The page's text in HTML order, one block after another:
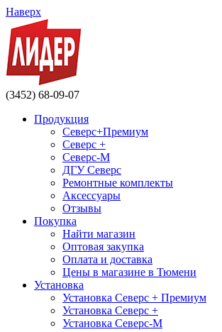
Наверх
(3452) 68-09-07
Продукция
Северс+Премиум
Северс +
Северс-М
ДГУ Северс
Ремонтные комплекты
Аксессуары
Отзывы
Покупка
Найти магазин
Оптовая закупка
Оплата и доставка
Цены в магазине в Тюмени
Установка
Установка Северс + Премиум
Установка Северс +
Установка Северс-М